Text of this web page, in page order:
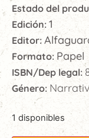
Estado del
Edición: 1
Editor:
Formato: Papel
ISBN/Dep legal:
Género:
1 disponibles